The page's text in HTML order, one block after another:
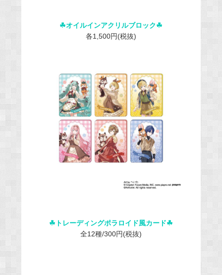
☘︎オイルインアクリルブロック☘︎
各1,500円(税抜)
☘︎トレーディングポラロイド風カード☘︎
全12種/300円(税抜)